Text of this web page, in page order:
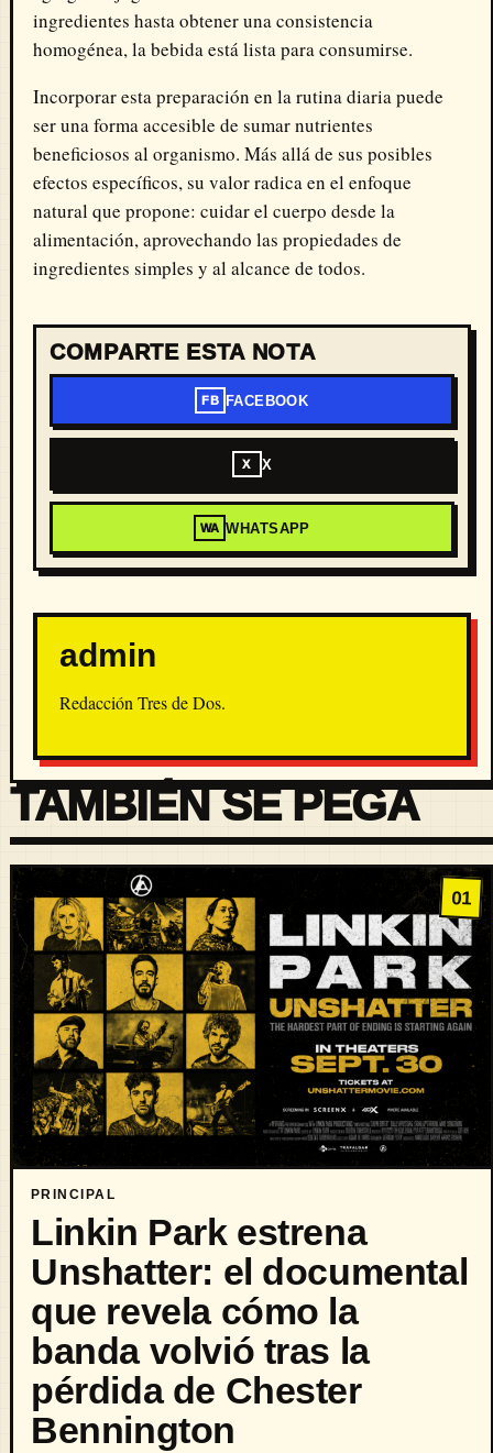
ingredientes hasta obtener una consistencia
homogénea, la bebida está lista para consumirse.
Incorporar esta preparación en la rutina diaria puede
ser una forma accesible de sumar nutrientes
beneficiosos al organismo. Más allá de sus posibles
efectos específicos, su valor radica en el enfoque
natural que propone: cuidar el cuerpo desde la
alimentación, aprovechando las propiedades de
ingredientes simples y al alcance de todos.
COMPARTE ESTA NOTA
FB FACEBOOK
X X
WA WHATSAPP
admin
Redacción Tres de Dos.
TAMBIÉN SE PEGA
01
PRINCIPAL
Linkin Park estrena
Unshatter: el documental
que revela cómo la
banda volvió tras la
pérdida de Chester
Bennington